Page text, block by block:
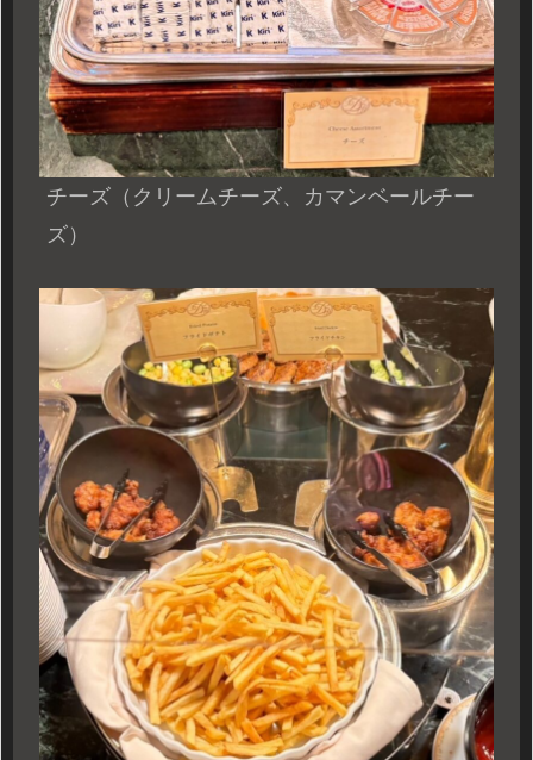
チーズ （クリームチーズ、カマンベールチー
ズ）